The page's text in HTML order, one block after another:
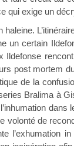
qui exige un
haleine.
un certain
Ildefonse
post mortem
de la
Bralima à
volonté de
l’exhumation